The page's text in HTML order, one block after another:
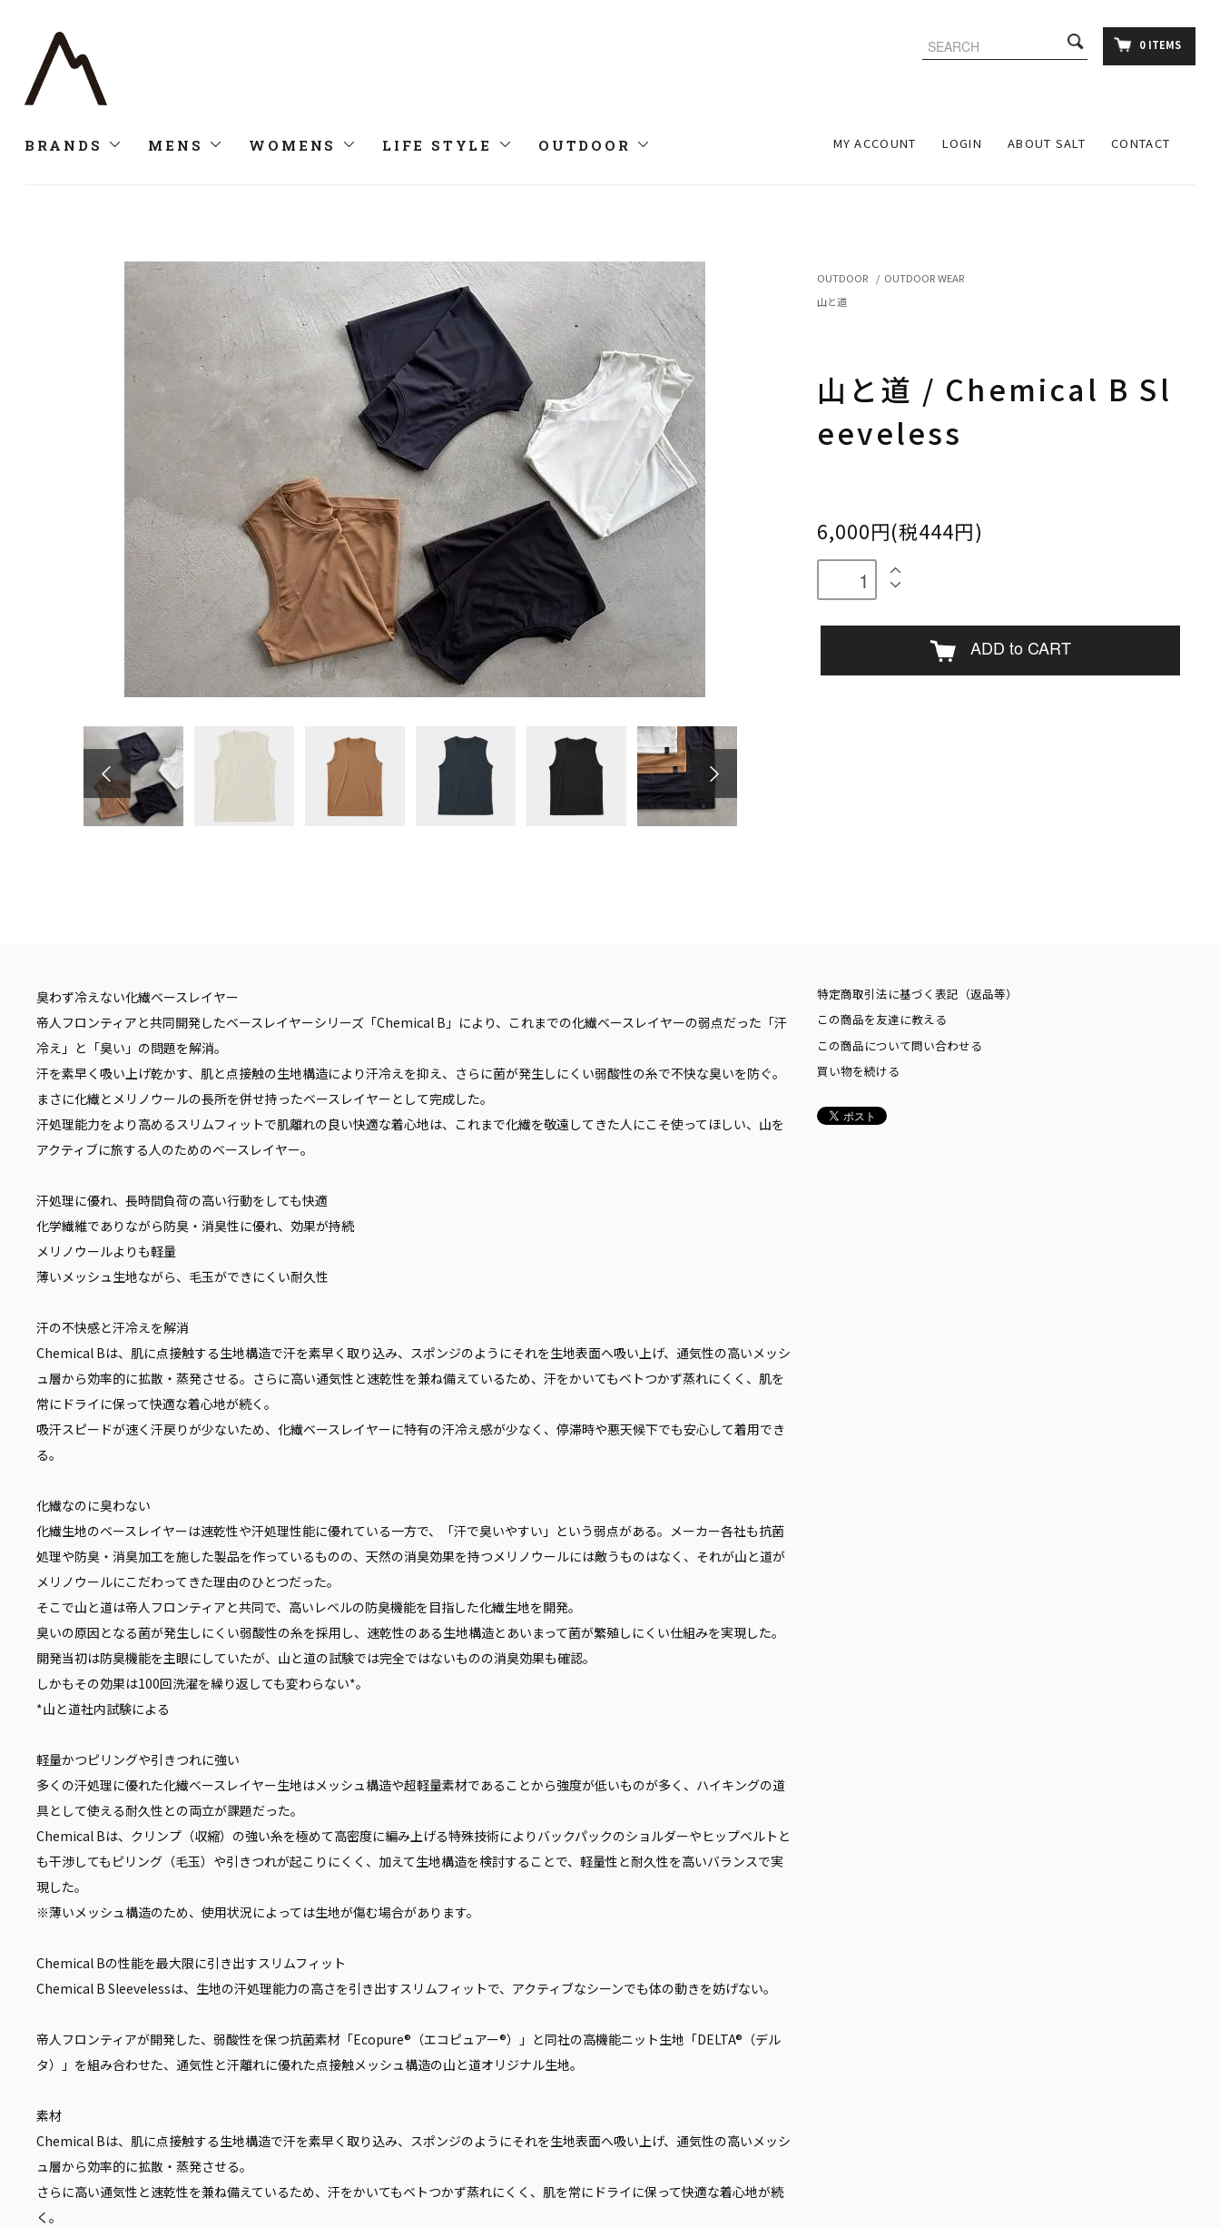
0 ITEMS
BRANDS MENS WOMENS LIFE STYLE OUTDOOR MY ACCOUNT LOGIN ABOUT SALT CONTACT
OUTDOOR / OUTDOOR WEAR
山と道
山と道 / Chemical B Sl
eeveless
6,000円(税444円)
ADD to CART
臭わず冷えない化繊ベースレイヤー
帝人フロンティアと共同開発したベースレイヤーシリーズ「Chemical B」により、これまでの化繊ベースレイヤーの弱点だった「汗
冷え」と「臭い」の問題を解消。
汗を素早く吸い上げ乾かす、肌と点接触の生地構造により汗冷えを抑え、さらに菌が発生しにくい弱酸性の糸で不快な臭いを防ぐ。
まさに化繊とメリノウールの長所を併せ持ったベースレイヤーとして完成した。
汗処理能力をより高めるスリムフィットで肌離れの良い快適な着心地は、これまで化繊を敬遠してきた人にこそ使ってほしい、山を
アクティブに旅する人のためのベースレイヤー。
汗処理に優れ、長時間負荷の高い行動をしても快適
化学繊維でありながら防臭・消臭性に優れ、効果が持続
メリノウールよりも軽量
薄いメッシュ生地ながら、毛玉ができにくい耐久性
汗の不快感と汗冷えを解消
Chemical Bは、肌に点接触する生地構造で汗を素早く取り込み、スポンジのようにそれを生地表面へ吸い上げ、通気性の高いメッシ
ュ層から効率的に拡散・蒸発させる。さらに高い通気性と速乾性を兼ね備えているため、汗をかいてもベトつかず蒸れにくく、肌を
常にドライに保って快適な着心地が続く。
吸汗スピードが速く汗戻りが少ないため、化繊ベースレイヤーに特有の汗冷え感が少なく、停滞時や悪天候下でも安心して着用でき
る。
化繊なのに臭わない
化繊生地のベースレイヤーは速乾性や汗処理性能に優れている一方で、「汗で臭いやすい」という弱点がある。メーカー各社も抗菌
処理や防臭・消臭加工を施した製品を作っているものの、天然の消臭効果を持つメリノウールには敵うものはなく、それが山と道が
メリノウールにこだわってきた理由のひとつだった。
そこで山と道は帝人フロンティアと共同で、高いレベルの防臭機能を目指した化繊生地を開発。
臭いの原因となる菌が発生しにくい弱酸性の糸を採用し、速乾性のある生地構造とあいまって菌が繁殖しにくい仕組みを実現した。
開発当初は防臭機能を主眼にしていたが、山と道の試験では完全ではないものの消臭効果も確認。
しかもその効果は100回洗濯を繰り返しても変わらない*。
*山と道社内試験による
軽量かつピリングや引きつれに強い
多くの汗処理に優れた化繊ベースレイヤー生地はメッシュ構造や超軽量素材であることから強度が低いものが多く、ハイキングの道
具として使える耐久性との両立が課題だった。
Chemical Bは、クリンプ（収縮）の強い糸を極めて高密度に編み上げる特殊技術によりバックパックのショルダーやヒップベルトと
も干渉してもピリング（毛玉）や引きつれが起こりにくく、加えて生地構造を検討することで、軽量性と耐久性を高いバランスで実
現した。
※薄いメッシュ構造のため、使用状況によっては生地が傷む場合があります。
Chemical Bの性能を最大限に引き出すスリムフィット
Chemical B Sleevelessは、生地の汗処理能力の高さを引き出すスリムフィットで、アクティブなシーンでも体の動きを妨げない。
帝人フロンティアが開発した、弱酸性を保つ抗菌素材「Ecopure®（エコピュアー®）」と同社の高機能ニット生地「DELTA®（デル
タ）」を組み合わせた、通気性と汗離れに優れた点接触メッシュ構造の山と道オリジナル生地。
素材
Chemical Bは、肌に点接触する生地構造で汗を素早く取り込み、スポンジのようにそれを生地表面へ吸い上げ、通気性の高いメッシ
ュ層から効率的に拡散・蒸発させる。
さらに高い通気性と速乾性を兼ね備えているため、汗をかいてもベトつかず蒸れにくく、肌を常にドライに保って快適な着心地が続
く。
特定商取引法に基づく表記（返品等）
この商品を友達に教える
この商品について問い合わせる
買い物を続ける